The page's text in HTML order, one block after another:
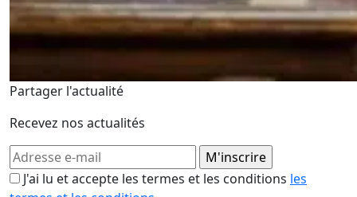
Partager l'actualité
Recevez nos actualités
J'ai lu et accepte les termes et les conditions les